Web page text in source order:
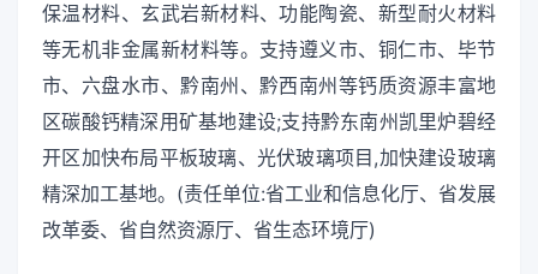
保温材料、玄武岩新材料、功能陶瓷、新型耐火材料
等无机非金属新材料等。支持遵义市、铜仁市、毕节
市、六盘水市、黔南州、黔西南州等钙质资源丰富地
区碳酸钙精深用矿基地建设;支持黔东南州凯里炉碧经
开区加快布局平板玻璃、光伏玻璃项目,加快建设玻璃
精深加工基地。(责任单位:省工业和信息化厅、省发展
改革委、省自然资源厅、省生态环境厅)